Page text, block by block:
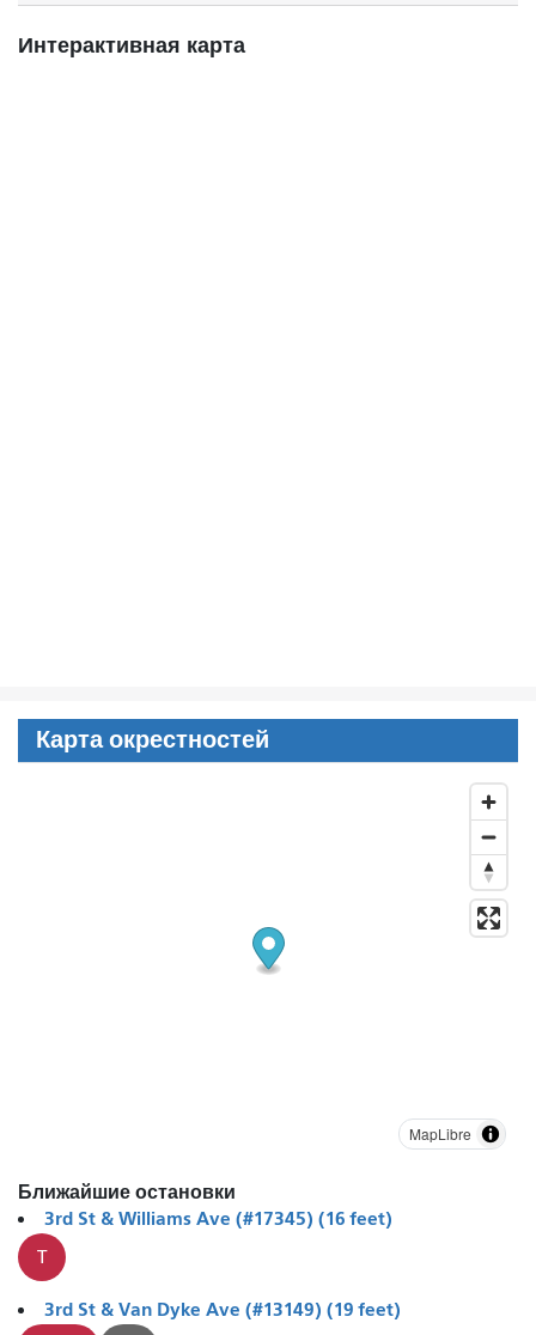
Интерактивная карта
Карта окрестностей
MapLibre
Ближайшие остановки
3rd St & Williams Ave (#17345) (16 feet)
T
3rd St & Van Dyke Ave (#13149) (19 feet)